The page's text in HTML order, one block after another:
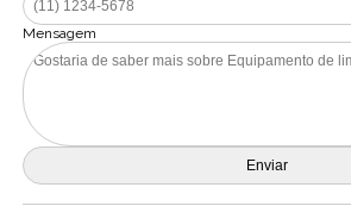
Mensagem